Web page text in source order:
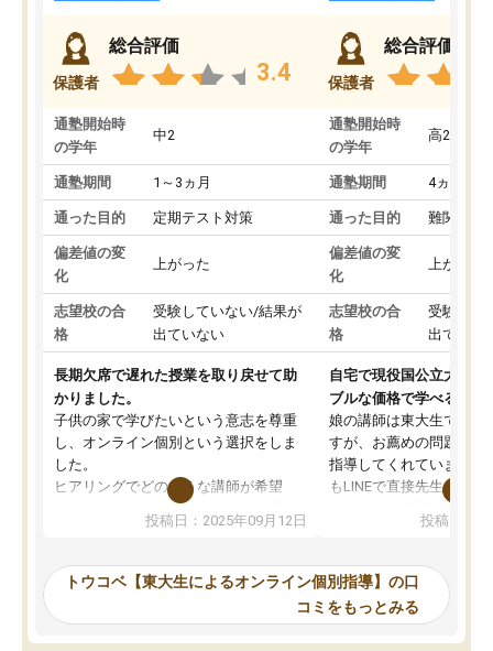
保護者
総合評価
3.4
通塾開始時
の学年
中2
通塾期間 1～3ヵ月
通った目的 定期テスト対策
偏差値の変
化
上がった
志望校の合
格
受験していない/結果が
出ていない
長期欠席で遅れた授業を取り戻せて助
かりました。
子供の家で学びたいという意志を尊重
し、オンライン個別という選択をしま
した。
ヒアリングでどのような講師が希望
か、オプションは付帯するかなど選ぶ
事が出来ました。
ーティングを行い、その講師で良いか
見てから講師を決定する事ができま
す。
投稿日：2025年09月12日
保護者
総合評価
通塾開始時
の学年
高2
通塾期間 4ヵ月～1
通った目的 難関私立
偏差値の変
化
上がった
志望校の合
格
受験して
出ていな
自宅で現役国公立大学生
ブルな価格で学べる
娘の講師は東大生では無
すが、お薦めの問題集や
指導してくれています。
もLINEで直接先生に質問
めれるので、個人に合
いなのがあり(有料)、受
ことをどんなスケジュー
くか相談したのですが、
ち期待したものではなく
投稿日：
トウコベ【東大生によるオンライン個別指導】の口
コミをもっとみる